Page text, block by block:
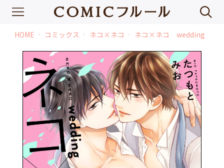
HOME chevron_right コミックス chevron_right ネコ×ネコ chevron_right ネコ×ネコ wedding